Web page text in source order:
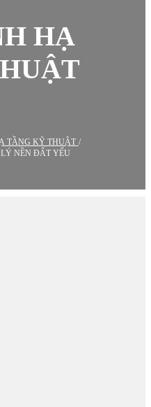
HẠ
TẦNG KỸ THUẬT /
NỀN ĐẤT YẾU